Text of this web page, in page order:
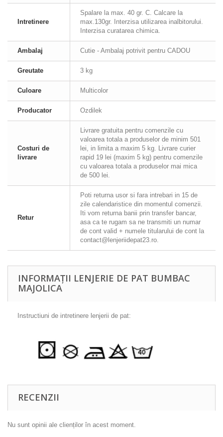
Intretinere
Spalare la max. 40 gr. C. Calcare la
max.130gr. Interzisa utilizarea inalbitorului.
Interzisa curatarea chimica.
Ambalaj Cutie - Ambalaj potrivit pentru CADOU
Greutate 3 kg
Culoare Multicolor
Producator Ozdilek
Costuri de
livrare
Livrare gratuita pentru comenzile cu
valoarea totala a produselor de minim 501
lei, in limita a maxim 5 kg. Livrare curier
rapid 19 lei (maxim 5 kg) pentru comenzile
cu valoarea totala a produselor mai mica
de 500 lei.
Retur
Poti returna usor si fara intrebari in 15 de
zile calendaristice din momentul comenzii.
Iti vom returna banii prin transfer bancar,
asa ca te rugam sa ne transmiti un numar
de cont valid + numele titularului de cont la
contact@lenjeriidepat23.ro.
INFORMAȚII LENJERIE DE PAT BUMBAC
MAJOLICA
Instructiuni de intretinere lenjerii de pat:
RECENZII
Nu sunt opinii ale clienților în acest moment.